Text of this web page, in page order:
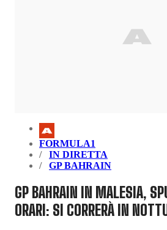
FORMULA1
IN DIRETTA
GP BAHRAIN
GP BAHRAIN IN MALESIA,
ORARI: SI CORRERÀ IN